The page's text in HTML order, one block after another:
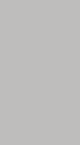
con una
per chi